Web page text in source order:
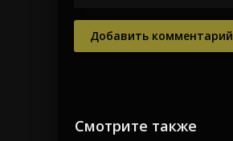
Добавить комментарий
Смотрите также